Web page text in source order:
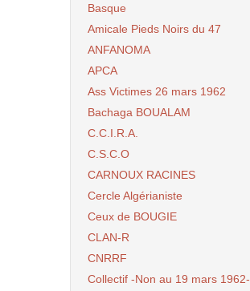
Basque
Amicale Pieds Noirs du 47
ANFANOMA
APCA
Ass Victimes 26 mars 1962
Bachaga BOUALAM
C.C.I.R.A.
C.S.C.O
CARNOUX RACINES
Cercle Algérianiste
Ceux de BOUGIE
CLAN-R
CNRRF
Collectif -Non au 19 mars 1962-